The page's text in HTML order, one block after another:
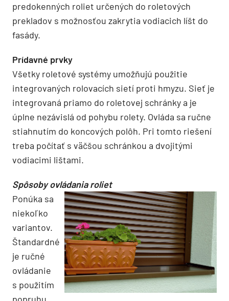
predokenných roliet určených do roletových
prekladov s možnosťou zakrytia vodiacich líšt do
fasády.
Prídavné prvky
Všetky roletové systémy umožňujú použitie
integrovaných rolovacích sietí proti hmyzu. Sieť je
integrovaná priamo do roletovej schránky a je
úplne nezávislá od pohybu rolety. Ovláda sa ručne
stiahnutím do koncových polôh. Pri tomto riešení
treba počítať s väčšou schránkou a dvojitými
vodiacimi lištami.
Spôsoby ovládania roliet
Ponúka sa
niekoľko
variantov.
Štandardné
je ručné
ovládanie
s použitím